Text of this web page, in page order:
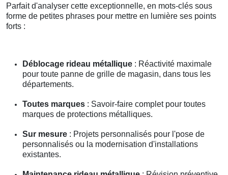
Parfait d'analyser cette exceptionnelle, en mots-clés sous
forme de petites phrases pour mettre en lumière ses points
forts :
Déblocage rideau métallique : Réactivité maximale
pour toute panne de grille de magasin, dans tous les
départements.
Toutes marques : Savoir-faire complet pour toutes
marques de protections métalliques.
Sur mesure : Projets personnalisés pour l'pose de
personnalisés ou la modernisation d'installations
existantes.